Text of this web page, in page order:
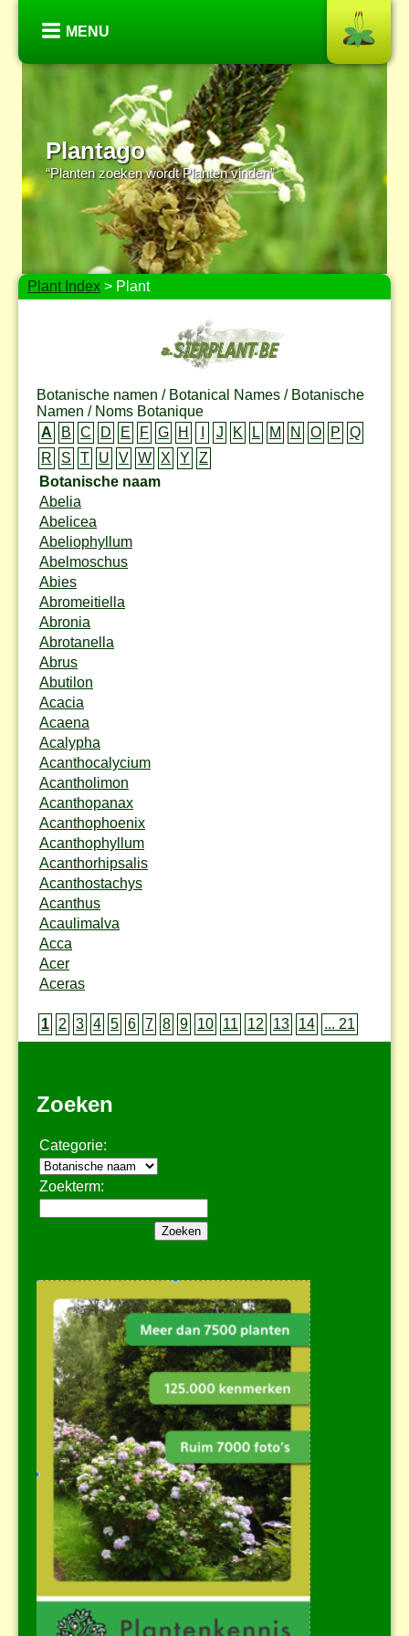
MENU
Plantago
“Planten zoeken wordt Planten vinden”
Plant Index > Plant
Botanische namen / Botanical Names / Botanische
Namen / Noms Botanique
A
B C D E F G H J K L M N O P
Q
R
S T U V W X Y
Z
Botanische naam
Abelia
Abelicea
Abeliophyllum
Abelmoschus
Abies
Abromeitiella
Abronia
Abrotanella
Abrus
Abutilon
Acacia
Acaena
Acalypha
Acanthocalycium
Acantholimon
Acanthopanax
Acanthophoenix
Acanthophyllum
Acanthorhipsalis
Acanthostachys
Acanthus
Acaulimalva
Acca
Acer
Aceras
1 2 3 4 5 6 7 8 9 10 11 12 13 14 ... 21
Zoeken
Categorie:
Zoekterm: